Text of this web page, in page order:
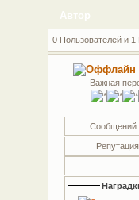
Автор
0 Пользователей и 1
Важная